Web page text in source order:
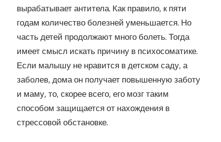
вырабатывает антитела. Как правило, к пяти
годам количество болезней уменьшается. Но
часть детей продолжают много болеть. Тогда
имеет смысл искать причину в психосоматике.
Если малышу не нравится в детском саду, а
заболев, дома он получает повышенную заботу
и маму, то, скорее всего, его мозг таким
способом защищается от нахождения в
стрессовой обстановке.